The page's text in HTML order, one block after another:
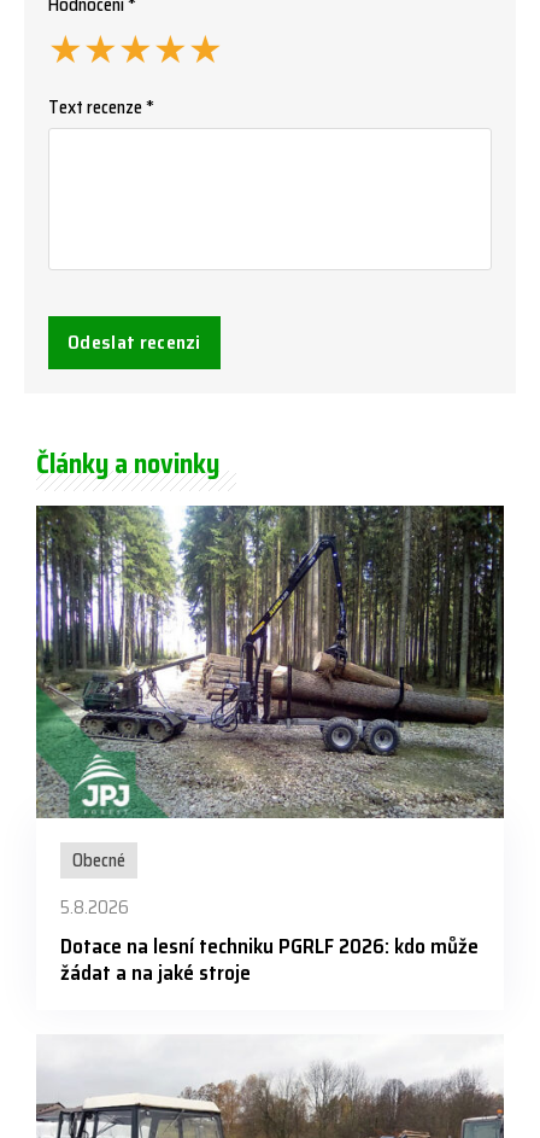
★
★
★
★
★
Text recenze *
Odeslat recenzi
Články a novinky
Obecné
5.8.2026
Dotace na lesní techniku PGRLF 2026: kdo může
žádat a na jaké stroje